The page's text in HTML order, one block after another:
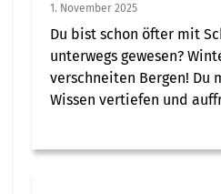
1. November 2025
Du bist schon öfter mit
unterwegs gewesen?
verschneiten Bergen! Du
Wissen vertiefen und